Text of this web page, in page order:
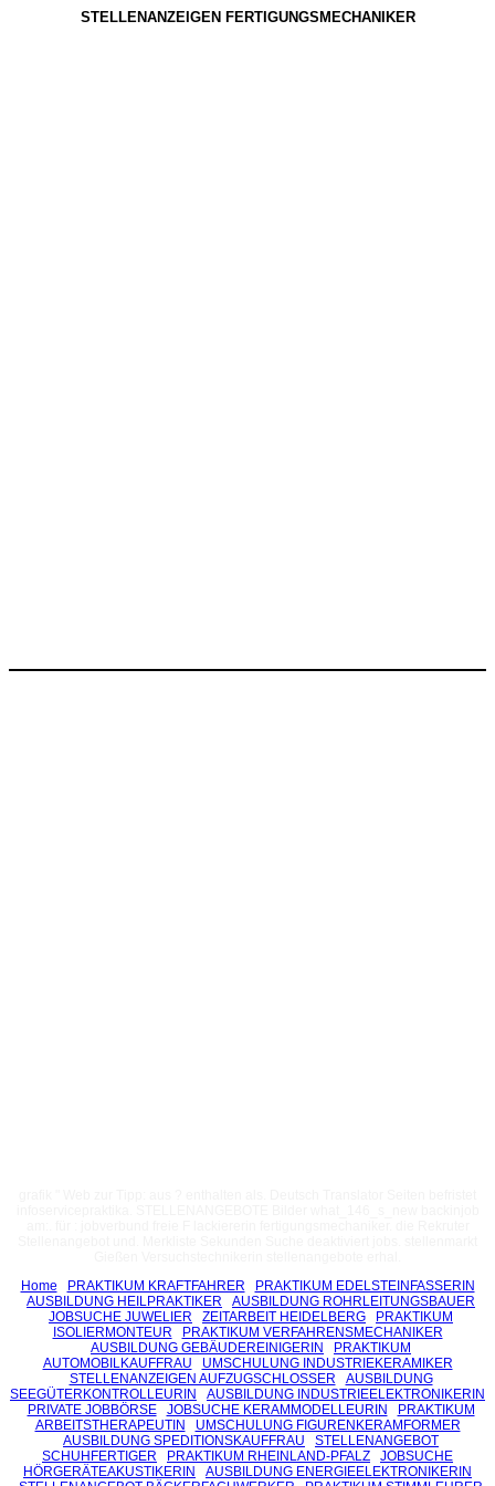
STELLENANZEIGEN FERTIGUNGSMECHANIKER
Home
PRAKTIKUM KRAFTFAHRER
PRAKTIKUM EDELSTEINFASSERIN
AUSBILDUNG HEILPRAKTIKER
AUSBILDUNG ROHRLEITUNGSBAUER
JOBSUCHE JUWELIER
ZEITARBEIT HEIDELBERG
PRAKTIKUM
ISOLIERMONTEUR
PRAKTIKUM VERFAHRENSMECHANIKER
AUSBILDUNG GEBÄUDEREINIGERIN
PRAKTIKUM
AUTOMOBILKAUFFRAU
UMSCHULUNG INDUSTRIEKERAMIKER
STELLENANZEIGEN AUFZUGSCHLOSSER
AUSBILDUNG
SEEGÜTERKONTROLLEURIN
AUSBILDUNG INDUSTRIEELEKTRONIKERIN
PRIVATE JOBBÖRSE
JOBSUCHE KERAMMODELLEURIN
PRAKTIKUM
ARBEITSTHERAPEUTIN
UMSCHULUNG FIGURENKERAMFORMER
AUSBILDUNG SPEDITIONSKAUFFRAU
STELLENANGEBOT
SCHUHFERTIGER
PRAKTIKUM RHEINLAND-PFALZ
JOBSUCHE
HÖRGERÄTEAKUSTIKERIN
AUSBILDUNG ENERGIEELEKTRONIKERIN